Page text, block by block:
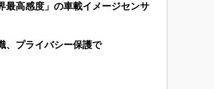
最高感度」の車載イメージセンサ
、プライバシー保護で